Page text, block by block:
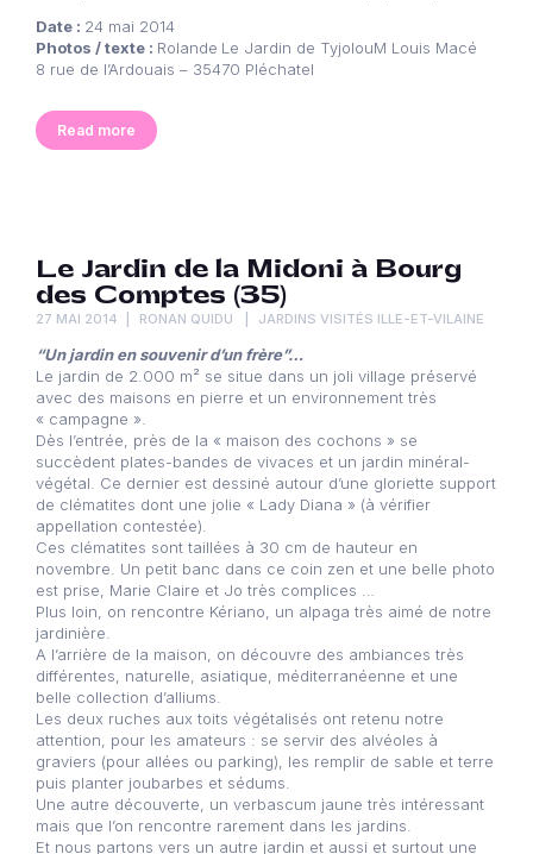
Date : 24 mai 2014
Photos / texte : Rolande Le Jardin de TyjolouM Louis Macé
8 rue de l’Ardouais – 35470 Pléchatel
Read more
Le Jardin de la Midoni à Bourg
des Comptes (35)
27 MAI 2014 RONAN QUIDU JARDINS VISITÉS ILLE-ET-VILAINE
“Un jardin en souvenir d’un frère”…
Le jardin de 2.000 m² se situe dans un joli village préservé
avec des maisons en pierre et un environnement très
« campagne ».
Dès l’entrée, près de la « maison des cochons » se
succèdent plates-bandes de vivaces et un jardin minéral-
végétal. Ce dernier est dessiné autour d’une gloriette support
de clématites dont une jolie « Lady Diana » (à vérifier
appellation contestée).
Ces clématites sont taillées à 30 cm de hauteur en
novembre. Un petit banc dans ce coin zen et une belle photo
est prise, Marie Claire et Jo très complices …
Plus loin, on rencontre Kériano, un alpaga très aimé de notre
jardinière.
A l’arrière de la maison, on découvre des ambiances très
différentes, naturelle, asiatique, méditerranéenne et une
belle collection d’alliums.
Les deux ruches aux toits végétalisés ont retenu notre
attention, pour les amateurs : se servir des alvéoles à
graviers (pour allées ou parking), les remplir de sable et terre
puis planter joubarbes et sédums.
Une autre découverte, un verbascum jaune très intéressant
mais que l’on rencontre rarement dans les jardins.
Et nous partons vers un autre jardin et aussi et surtout une